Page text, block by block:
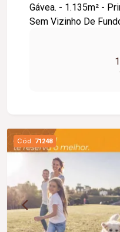
Gávea. - 1.135m² -
Sem Vizinho De
Melhor localização
do Hotel e do viaduto.
Cód. 71248